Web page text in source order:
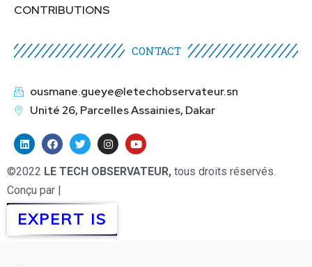
CONTRIBUTIONS
CONTACT
ousmane.gueye@letechobservateur.sn
Unité 26, Parcelles Assainies, Dakar
©2022 LE TECH OBSERVATEUR, tous droits réservés.
Conçu par |
EXPERT IS